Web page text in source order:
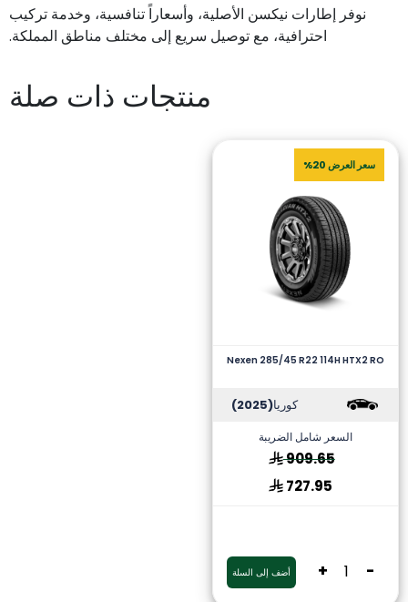
نوفر إطارات نيكسن الأصلية، وأسعاراً تنافسية، وخدمة تركيب
احترافية، مع توصيل سريع إلى مختلف مناطق المملكة.
منتجات ذات صلة
سعر العرض 20%
Nexen 285/45 R22 114H HTX2 RO
كوريا(2025)
السعر شامل الضريبة
909.65
727.95
-
+ أضف إلى السلة